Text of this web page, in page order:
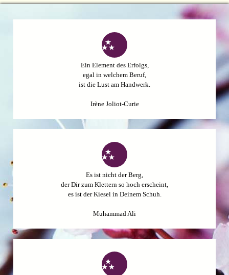
Ein Element des Erfolgs,
egal in welchem Beruf,
ist die Lust am Handwerk.
Irène Joliot-Curie
Es ist nicht der Berg,
der Dir zum Klettern so hoch erscheint,
es ist der Kiesel in Deinem Schuh.
Muhammad Ali